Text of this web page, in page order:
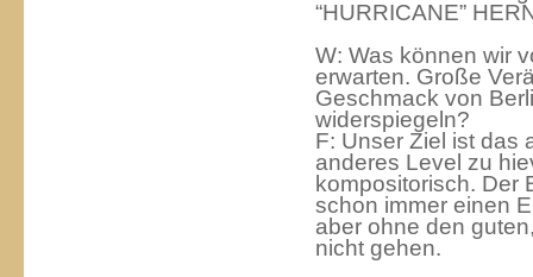
“HURRICANE”
W: Was können wir
erwarten. Große
Geschmack von
widerspiegeln?
F: Unser Ziel ist das
anderes Level zu
kompositorisch. Der
schon immer einen
aber ohne den
nicht gehen.